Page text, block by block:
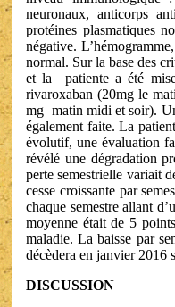
neuronaux, anticorps
protéines plasmatiques
négative.
normal. Sur la base des
et la patiente a été
rivaroxaban (20mg le
mg matin midi et soir).
également faite. La
évolutif, une évaluation
révélé une dégradation
perte semestrielle variait
cesse croissante par
chaque semestre allant
moyenne était de 5
maladie. La baisse par
décèdera en janvier 2016
DISCUSSION